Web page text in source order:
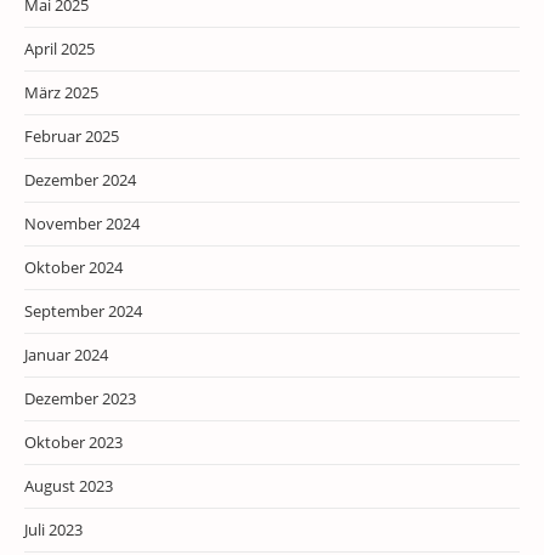
Mai 2025
April 2025
März 2025
Februar 2025
Dezember 2024
November 2024
Oktober 2024
September 2024
Januar 2024
Dezember 2023
Oktober 2023
August 2023
Juli 2023